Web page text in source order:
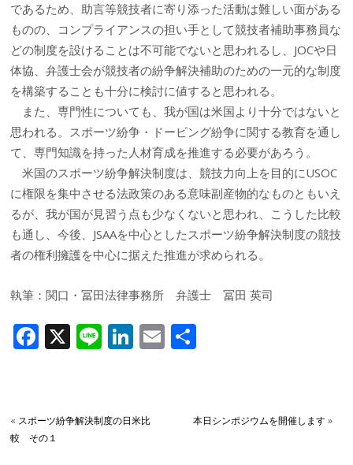
であるため、助言等競技者に寄り添った活動は難しい面がある
ものの、コンプライアンスの担い手として競技者補助事務員な
どの制度を設けることは不可能でないと思われるし、JOCや日
体協、弁護士会が競技者の紛争解決補助のための一元的な制度
を構築することも十分に検討に値すると思われる。
また、専門性についても、我が国は米国より十分ではないと
思われる。スポーツ紛争・ドーピング紛争に関する教育を通し
て、専門知識を持った人材育成を推進する必要があろう。
米国のスポーツ紛争解決制度は、競技力向上を目的にUSOC
に権限を集中させる法政策のある意味副産物的なものともいえ
るが、我が国が見習う点も少なくないと思われ、こうした比較
も通し、今後、JSAAを中心としたスポーツ紛争解決制度の競技
者の権利擁護を中心に据えた推進が求められる。
執筆：関口・冨田法律事務所 弁護士 冨田 英司
F
b
o
X Li Li
e
dI
E
« スポーツ紛争解決制度の日米比
較 その１
本日シンポジウムを開催します»